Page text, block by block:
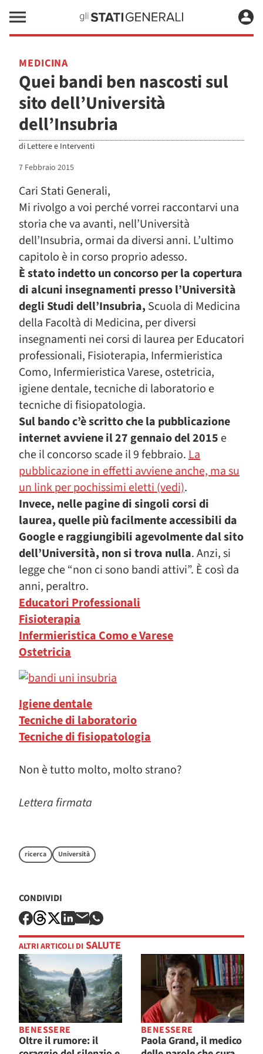
MEDICINA
Quei bandi ben nascosti sul
sito dell’Università
dell’Insubria
di Lettere e Interventi
7 Febbraio 2015
Cari Stati Generali,
Mi rivolgo a voi perché vorrei raccontarvi una
storia che va avanti, nell’Università
dell’Insubria, ormai da diversi anni. L’ultimo
capitolo è in corso proprio adesso.
È stato indetto un concorso per la copertura
di alcuni insegnamenti presso l’Università
degli Studi dell’Insubria, Scuola di Medicina
della Facoltà di Medicina, per diversi
insegnamenti nei corsi di laurea per Educatori
professionali, Fisioterapia, Infermieristica
Como, Infermieristica Varese, ostetricia,
igiene dentale, tecniche di laboratorio e
tecniche di fisiopatologia.
Sul bando c’è scritto che la pubblicazione
internet avviene il 27 gennaio del 2015 e
che il concorso scade il 9 febbraio.La
pubblicazione in effetti avviene anche, ma su
un link per pochissimi eletti (vedi).
Invece, nelle pagine di singoli corsi di
laurea, quelle più facilmente accessibili da
Google e raggiungibili agevolmente dal sito
dell’Università, non si trova nulla. Anzi, si
legge che “non ci sono bandi attivi”. È così da
anni, peraltro.
Educatori Professionali
Fisioterapia
Infermieristica Como e Varese
Ostetricia
Igiene dentale
Tecniche di laboratorio
Tecniche di fisiopatologia
Non è tutto molto, molto strano?
Lettera firmata
ricerca Università
CONDIVIDI
ALTRI ARTICOLI DI SALUTE
BENESSERE
Oltre il rumore: il
BENESSERE
Paola Grand, il medico